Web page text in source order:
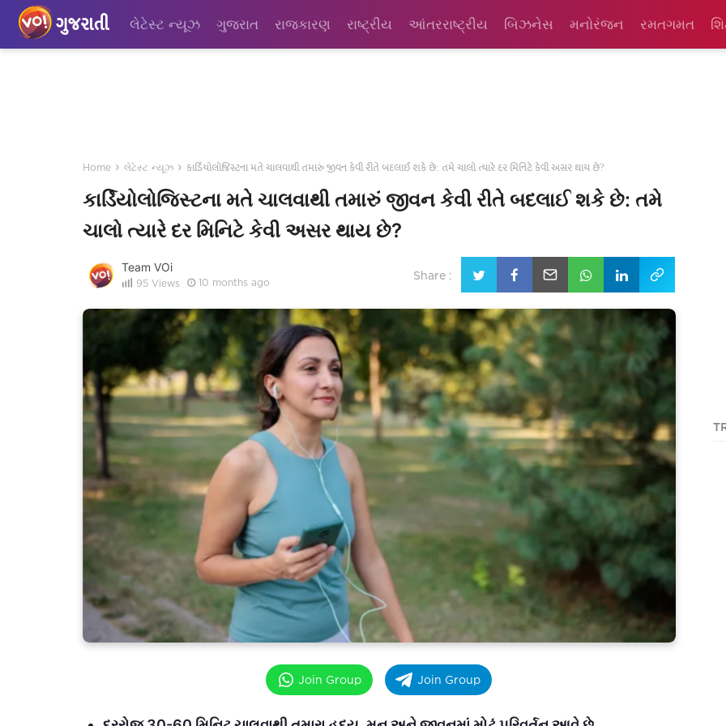
ગુજરાતી લેટેસ્ટ ન્યૂઝ ગુજરાત રાજકારણ રાષ્ટ્રીય આંતરરાષ્ટ્રીય બિઝનેસ મનોરંજન રમતગમત
Home › લેટેસ્ટ ન્યૂઝ › કાર્ડિયોલોજિસ્ટના મતે ચાલવાથી તમારું જીવન કેવી રીતે બદલાઈ શકે છે: તમે ચાલો ત્યારે દર મિનિટે કેવી અસર થાય છે?
કાર્ડિયોલોજિસ્ટના મતે ચાલવાથી તમારું જીવન કેવી રીતે બદલાઈ શકે છે: તમે
ચાલો ત્યારે દર મિનિટે કેવી અસર થાય છે?
Team VOi
95 Views 10 months ago
Share :
Join Group Join Group